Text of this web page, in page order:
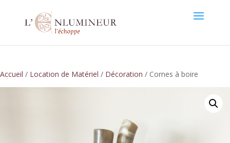
Accueil / Location de Matériel / Décoration / Cornes à boire